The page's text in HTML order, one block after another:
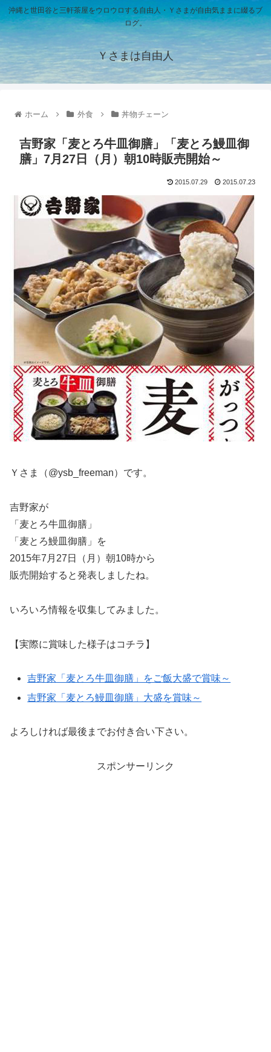
沖縄と世田谷と三軒茶屋をウロウロする自由人・Ｙさまが自由気ままに綴るブ
ログ。
Ｙさまは自由人
ホーム 外食 丼物チェーン
吉野家「麦とろ牛皿御膳」「麦とろ鰻皿御
膳」7月27日（月）朝10時販売開始～
2015.07.29 2015.07.23
Ｙさま（@ysb_freeman）です。
吉野家が
「麦とろ牛皿御膳」
「麦とろ鰻皿御膳」を
2015年7月27日（月）朝10時から
販売開始すると発表しましたね。
いろいろ情報を収集してみました。
【実際に賞味した様子はコチラ】
吉野家「麦とろ牛皿御膳」をご飯大盛で賞味～
吉野家「麦とろ鰻皿御膳」大盛を賞味～
よろしければ最後までお付き合い下さい。
スポンサーリンク